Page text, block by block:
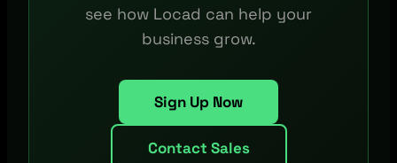
see how Locad can help your
business grow.
Sign Up Now
Contact Sales